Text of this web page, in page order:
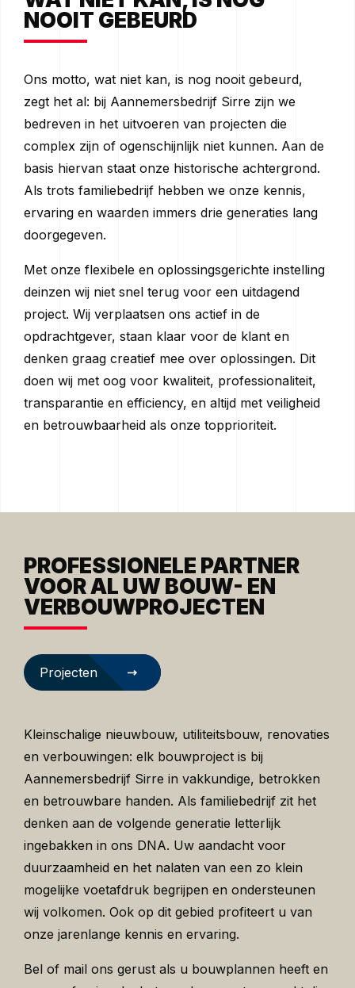
NOOIT GEBEURD
Ons motto, wat niet kan, is nog nooit gebeurd,
zegt het al: bij Aannemersbedrijf Sirre zijn we
bedreven in het uitvoeren van projecten die
complex zijn of ogenschijnlijk niet kunnen. Aan de
basis hiervan staat onze historische achtergrond.
Als trots familiebedrijf hebben we onze kennis,
ervaring en waarden immers drie generaties lang
doorgegeven.
Met onze flexibele en oplossingsgerichte instelling
deinzen wij niet snel terug voor een uitdagend
project. Wij verplaatsen ons actief in de
opdrachtgever, staan klaar voor de klant en
denken graag creatief mee over oplossingen. Dit
doen wij met oog voor kwaliteit, professionaliteit,
transparantie en efficiency, en altijd met veiligheid
en betrouwbaarheid als onze topprioriteit.
PROFESSIONELE PARTNER
VOOR AL UW BOUW- EN
VERBOUWPROJECTEN
Projecten
Kleinschalige nieuwbouw, utiliteitsbouw, renovaties
en verbouwingen: elk bouwproject is bij
Aannemersbedrijf Sirre in vakkundige, betrokken
en betrouwbare handen. Als familiebedrijf zit het
denken aan de volgende generatie letterlijk
ingebakken in ons DNA. Uw aandacht voor
duurzaamheid en het nalaten van een zo klein
mogelijke voetafdruk begrijpen en ondersteunen
wij volkomen. Ook op dit gebied profiteert u van
onze jarenlange kennis en ervaring.
Bel of mail ons gerust als u bouwplannen heeft en